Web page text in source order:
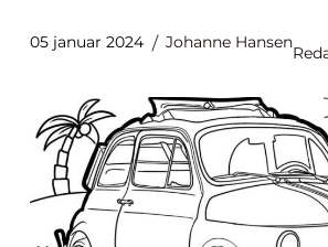
05 januar 2024 Johanne Hansen